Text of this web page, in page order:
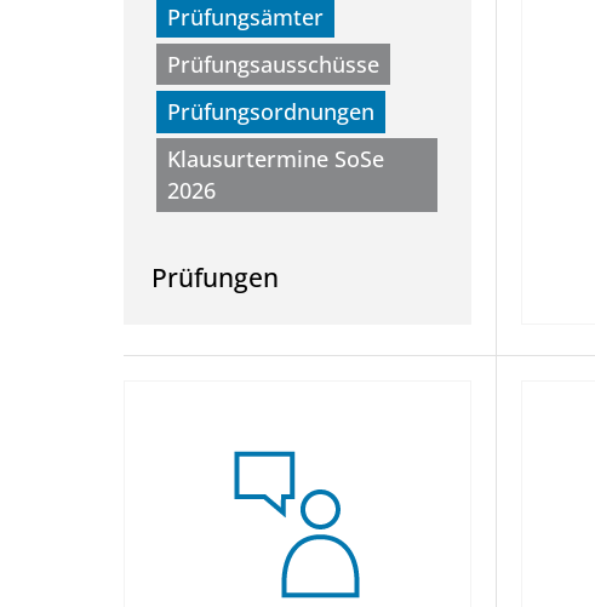
Prüfungsämter
Prüfungsausschüsse
Prüfungsordnungen
Klausurtermine SoSe
2026
Prüfungen